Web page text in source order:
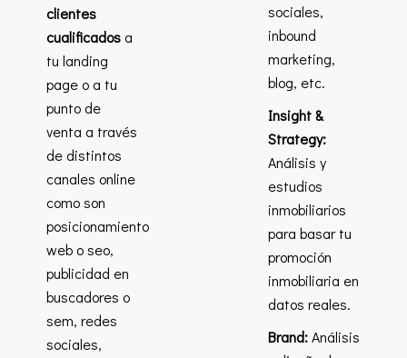
clientes
cualificados a
tu landing
page o a tu
punto de
venta a través
de distintos
canales online
como son
posicionamiento
web o seo,
publicidad en
buscadores o
sem, redes
sociales,
sociales,
inbound
marketing,
blog, etc.
Insight &
Strategy:
Análisis y
estudios
inmobiliarios
para basar tu
promoción
inmobiliaria en
datos reales.
Brand:Análisis